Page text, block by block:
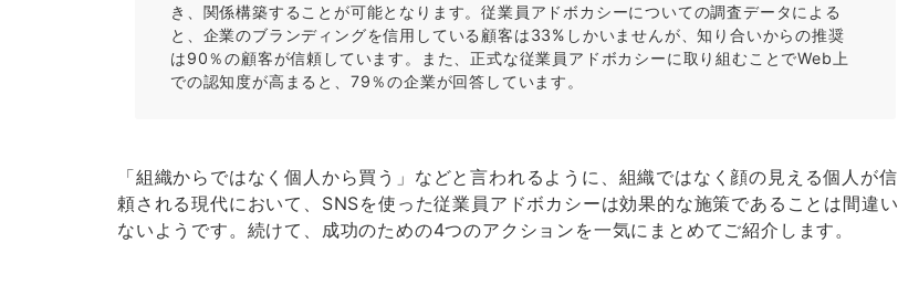
き、関係構築することが可能となります。従業員アドボカシーについての調査データによる
と、企業のブランディングを信用している顧客は33%しかいませんが、知り合いからの推奨
は90％の顧客が信頼しています。また、正式な従業員アドボカシーに取り組むことでWeb上
での認知度が高まると、79％の企業が回答しています。
「組織からではなく個人から買う」などと言われるように、組織ではなく顔の見える個人が信
頼される現代において、SNSを使った従業員アドボカシーは効果的な施策であることは間違い
ないようです。続けて、成功のための4つのアクションを一気にまとめてご紹介します。